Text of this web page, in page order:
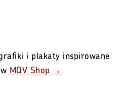
i plakaty inspirowane
MQV Shop →